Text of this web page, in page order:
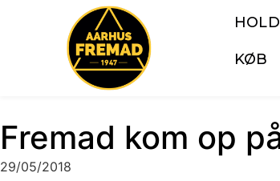
KØB
Fremad kom op
29/05/2018